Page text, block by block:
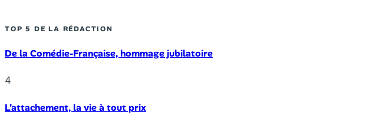
TOP 5 DE LA RÉDACTION
De la Comédie-Française, hommage jubilatoire
4
L’attachement, la vie à tout prix